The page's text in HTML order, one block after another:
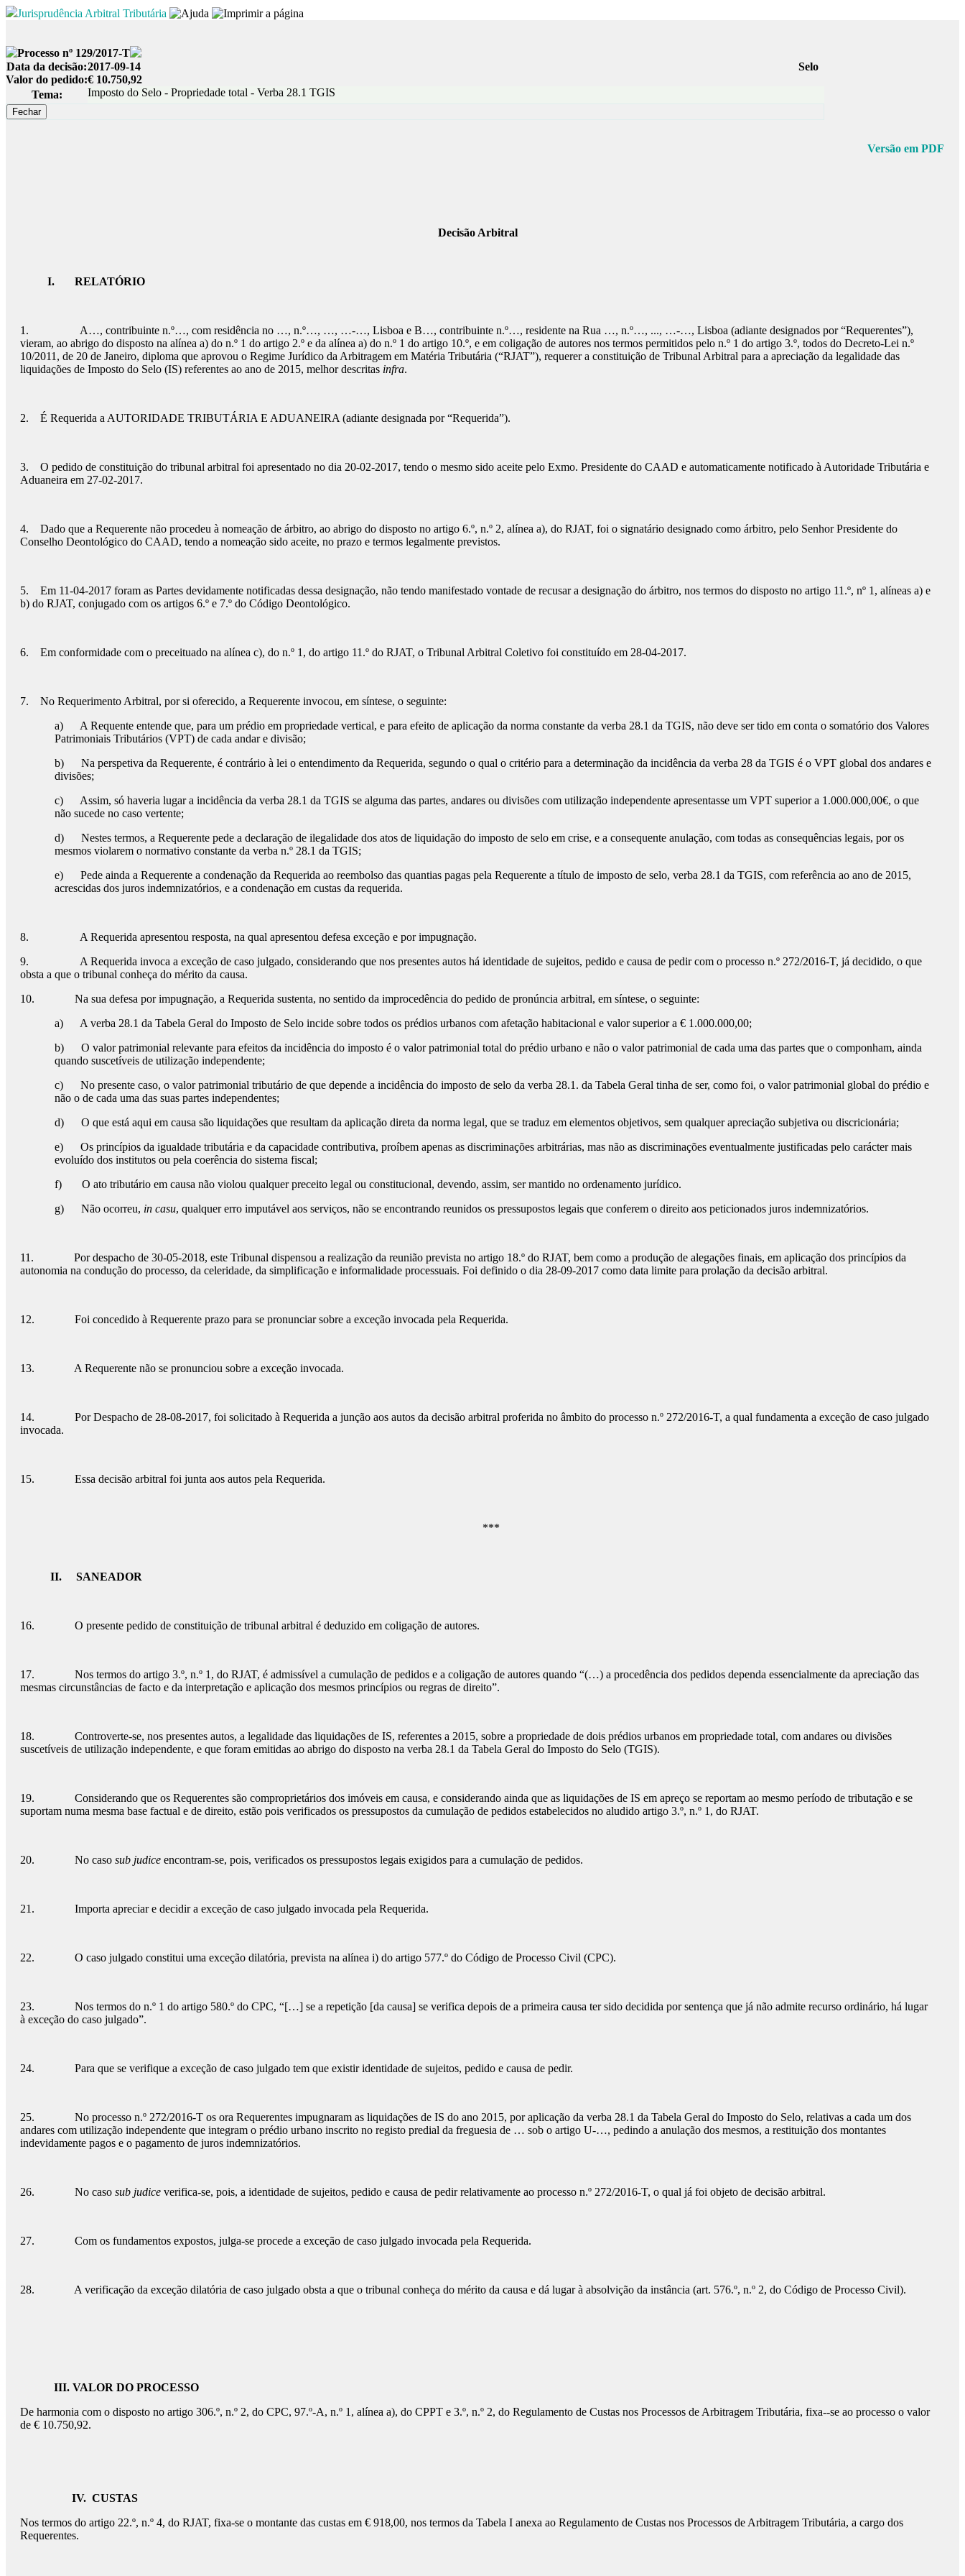
Jurisprudência Arbitral Tributária
Processo nº 129/2017-T
Data da decisão:2017-09-14
Selo
Valor do pedido:€ 10.750,92
Tema:
Imposto do Selo - Propriedade total - Verba 28.1 TGIS
Versão em PDF
Decisão Arbitral
I. RELATÓRIO
1. A…, contribuinte n.º…, com residência no …, n.º…, …, …-…, Lisboa e B…, contribuinte n.º…, residente na Rua …, n.º…, ..., …-…, Lisboa (adiante designados por “Requerentes”),
vieram, ao abrigo do disposto na alínea a) do n.º 1 do artigo 2.º e da alínea a) do n.º 1 do artigo 10.º, e em coligação de autores nos termos permitidos pelo n.º 1 do artigo 3.º, todos do Decreto-Lei n.º
10/2011, de 20 de Janeiro, diploma que aprovou o Regime Jurídico da Arbitragem em Matéria Tributária (“RJAT”), requerer a constituição de Tribunal Arbitral para a apreciação da legalidade das
liquidações de Imposto do Selo (IS) referentes ao ano de 2015, melhor descritas infra.
2. É Requerida a AUTORIDADE TRIBUTÁRIA E ADUANEIRA (adiante designada por “Requerida”).
3. O pedido de constituição do tribunal arbitral foi apresentado no dia 20-02-2017, tendo o mesmo sido aceite pelo Exmo. Presidente do CAAD e automaticamente notificado à Autoridade Tributária e
Aduaneira em 27-02-2017.
4. Dado que a Requerente não procedeu à nomeação de árbitro, ao abrigo do disposto no artigo 6.º, n.º 2, alínea a), do RJAT, foi o signatário designado como árbitro, pelo Senhor Presidente do
Conselho Deontológico do CAAD, tendo a nomeação sido aceite, no prazo e termos legalmente previstos.
5. Em 11-04-2017 foram as Partes devidamente notificadas dessa designação, não tendo manifestado vontade de recusar a designação do árbitro, nos termos do disposto no artigo 11.º, nº 1, alíneas a) e
b) do RJAT, conjugado com os artigos 6.º e 7.º do Código Deontológico.
6. Em conformidade com o preceituado na alínea c), do n.º 1, do artigo 11.º do RJAT, o Tribunal Arbitral Coletivo foi constituído em 28-04-2017.
7. No Requerimento Arbitral, por si oferecido, a Requerente invocou, em síntese, o seguinte:
a) A Requente entende que, para um prédio em propriedade vertical, e para efeito de aplicação da norma constante da verba 28.1 da TGIS, não deve ser tido em conta o somatório dos Valores
Patrimoniais Tributários (VPT) de cada andar e divisão;
b) Na perspetiva da Requerente, é contrário à lei o entendimento da Requerida, segundo o qual o critério para a determinação da incidência da verba 28 da TGIS é o VPT global dos andares e
divisões;
c) Assim, só haveria lugar a incidência da verba 28.1 da TGIS se alguma das partes, andares ou divisões com utilização independente apresentasse um VPT superior a 1.000.000,00€, o que
não sucede no caso vertente;
d) Nestes termos, a Requerente pede a declaração de ilegalidade dos atos de liquidação do imposto de selo em crise, e a consequente anulação, com todas as consequências legais, por os
mesmos violarem o normativo constante da verba n.º 28.1 da TGIS;
e) Pede ainda a Requerente a condenação da Requerida ao reembolso das quantias pagas pela Requerente a título de imposto de selo, verba 28.1 da TGIS, com referência ao ano de 2015,
acrescidas dos juros indemnizatórios, e a condenação em custas da requerida.
8. A Requerida apresentou resposta, na qual apresentou defesa exceção e por impugnação.
9. A Requerida invoca a exceção de caso julgado, considerando que nos presentes autos há identidade de sujeitos, pedido e causa de pedir com o processo n.º 272/2016-T, já decidido, o que
obsta a que o tribunal conheça do mérito da causa.
10. Na sua defesa por impugnação, a Requerida sustenta, no sentido da improcedência do pedido de pronúncia arbitral, em síntese, o seguinte:
a) A verba 28.1 da Tabela Geral do Imposto de Selo incide sobre todos os prédios urbanos com afetação habitacional e valor superior a € 1.000.000,00;
b) O valor patrimonial relevante para efeitos da incidência do imposto é o valor patrimonial total do prédio urbano e não o valor patrimonial de cada uma das partes que o componham, ainda
quando suscetíveis de utilização independente;
c) No presente caso, o valor patrimonial tributário de que depende a incidência do imposto de selo da verba 28.1. da Tabela Geral tinha de ser, como foi, o valor patrimonial global do prédio e
não o de cada uma das suas partes independentes;
d) O que está aqui em causa são liquidações que resultam da aplicação direta da norma legal, que se traduz em elementos objetivos, sem qualquer apreciação subjetiva ou discricionária;
e) Os princípios da igualdade tributária e da capacidade contributiva, proíbem apenas as discriminações arbitrárias, mas não as discriminações eventualmente justificadas pelo carácter mais
evoluído dos institutos ou pela coerência do sistema fiscal;
f) O ato tributário em causa não violou qualquer preceito legal ou constitucional, devendo, assim, ser mantido no ordenamento jurídico.
g) Não ocorreu, in casu, qualquer erro imputável aos serviços, não se encontrando reunidos os pressupostos legais que conferem o direito aos peticionados juros indemnizatórios.
11. Por despacho de 30-05-2018, este Tribunal dispensou a realização da reunião prevista no artigo 18.º do RJAT, bem como a produção de alegações finais, em aplicação dos princípios da
autonomia na condução do processo, da celeridade, da simplificação e informalidade processuais. Foi definido o dia 28-09-2017 como data limite para prolação da decisão arbitral.
12. Foi concedido à Requerente prazo para se pronunciar sobre a exceção invocada pela Requerida.
13. A Requerente não se pronunciou sobre a exceção invocada.
14. Por Despacho de 28-08-2017, foi solicitado à Requerida a junção aos autos da decisão arbitral proferida no âmbito do processo n.º 272/2016-T, a qual fundamenta a exceção de caso julgado
invocada.
15. Essa decisão arbitral foi junta aos autos pela Requerida.
***
II. SANEADOR
16. O presente pedido de constituição de tribunal arbitral é deduzido em coligação de autores.
17. Nos termos do artigo 3.º, n.º 1, do RJAT, é admissível a cumulação de pedidos e a coligação de autores quando “(…) a procedência dos pedidos dependa essencialmente da apreciação das
mesmas circunstâncias de facto e da interpretação e aplicação dos mesmos princípios ou regras de direito”.
18. Controverte-se, nos presentes autos, a legalidade das liquidações de IS, referentes a 2015, sobre a propriedade de dois prédios urbanos em propriedade total, com andares ou divisões
suscetíveis de utilização independente, e que foram emitidas ao abrigo do disposto na verba 28.1 da Tabela Geral do Imposto do Selo (TGIS).
19. Considerando que os Requerentes são comproprietários dos imóveis em causa, e considerando ainda que as liquidações de IS em apreço se reportam ao mesmo período de tributação e se
suportam numa mesma base factual e de direito, estão pois verificados os pressupostos da cumulação de pedidos estabelecidos no aludido artigo 3.º, n.º 1, do RJAT.
20. No caso sub judice encontram-se, pois, verificados os pressupostos legais exigidos para a cumulação de pedidos.
21. Importa apreciar e decidir a exceção de caso julgado invocada pela Requerida.
22. O caso julgado constitui uma exceção dilatória, prevista na alínea i) do artigo 577.º do Código de Processo Civil (CPC).
23. Nos termos do n.º 1 do artigo 580.º do CPC, “[…] se a repetição [da causa] se verifica depois de a primeira causa ter sido decidida por sentença que já não admite recurso ordinário, há lugar
à exceção do caso julgado”.
24. Para que se verifique a exceção de caso julgado tem que existir identidade de sujeitos, pedido e causa de pedir.
25. No processo n.º 272/2016-T os ora Requerentes impugnaram as liquidações de IS do ano 2015, por aplicação da verba 28.1 da Tabela Geral do Imposto do Selo, relativas a cada um dos
andares com utilização independente que integram o prédio urbano inscrito no registo predial da freguesia de … sob o artigo U-…, pedindo a anulação dos mesmos, a restituição dos montantes
indevidamente pagos e o pagamento de juros indemnizatórios.
26. No caso sub judice verifica-se, pois, a identidade de sujeitos, pedido e causa de pedir relativamente ao processo n.º 272/2016-T, o qual já foi objeto de decisão arbitral.
27. Com os fundamentos expostos, julga-se procede a exceção de caso julgado invocada pela Requerida.
28. A verificação da exceção dilatória de caso julgado obsta a que o tribunal conheça do mérito da causa e dá lugar à absolvição da instância (art. 576.º, n.º 2, do Código de Processo Civil).
III. VALOR DO PROCESSO
De harmonia com o disposto no artigo 306.º, n.º 2, do CPC, 97.º-A, n.º 1, alínea a), do CPPT e 3.º, n.º 2, do Regulamento de Custas nos Processos de Arbitragem Tributária, fixa--se ao processo o valor
de € 10.750,92.
IV. CUSTAS
Nos termos do artigo 22.º, n.º 4, do RJAT, fixa-se o montante das custas em € 918,00, nos termos da Tabela I anexa ao Regulamento de Custas nos Processos de Arbitragem Tributária, a cargo dos
Requerentes.